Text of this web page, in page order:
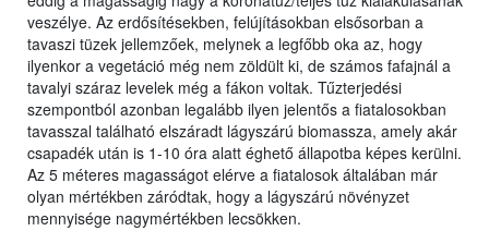
veszélye. Az erdősítésekben, felújításokban elsősorban a
tavaszi tüzek jellemzőek, melynek a legfőbb oka az, hogy
ilyenkor a vegetáció még nem zöldült ki, de számos fafajnál a
tavalyi száraz levelek még a fákon voltak. Tűzterjedési
szempontból azonban legalább ilyen jelentős a fiatalosokban
tavasszal található elszáradt lágyszárú biomassza, amely akár
csapadék után is 1-10 óra alatt éghető állapotba képes kerülni.
Az 5 méteres magasságot elérve a fiatalosok általában már
olyan mértékben záródtak, hogy a lágyszárú növényzet
mennyisége nagymértékben lecsökken.